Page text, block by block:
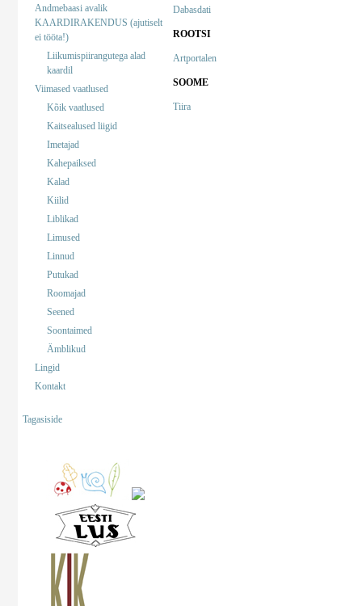
Andmebaasi avalik
KAARDIRAKENDUS (ajutiselt
ei tööta!)
Liikumispiirangutega alad
kaardil
Viimased vaatlused
Kõik vaatlused
Kaitsealused liigid
Imetajad
Kahepaiksed
Kalad
Kiilid
Liblikad
Limused
Linnud
Putukad
Roomajad
Seened
Soontaimed
Ämblikud
Lingid
Kontakt
Tagasiside
Dabasdati
ROOTSI
Artportalen
SOOME
Tiira